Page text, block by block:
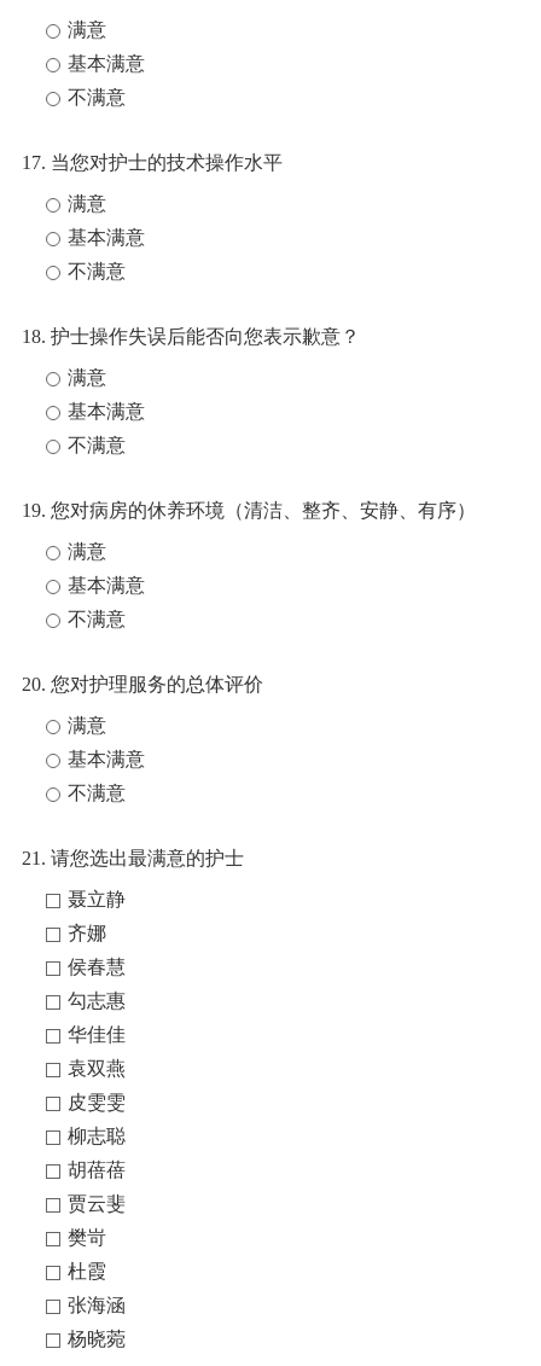
满意
基本满意
不满意
17. 当您对护士的技术操作水平
满意
基本满意
不满意
18. 护士操作失误后能否向您表示歉意？
满意
基本满意
不满意
19. 您对病房的休养环境（清洁、整齐、安静、有序）
满意
基本满意
不满意
20. 您对护理服务的总体评价
满意
基本满意
不满意
21. 请您选出最满意的护士
聂立静
齐娜
侯春慧
勾志惠
华佳佳
袁双燕
皮雯雯
柳志聪
胡蓓蓓
贾云斐
樊岢
杜霞
张海涵
杨晓菀